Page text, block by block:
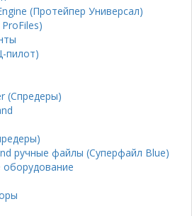
(Протейпер Универсал)
пилот)
(Спредеры)
ручные файлы (Суперфайл Blue)
оборудование